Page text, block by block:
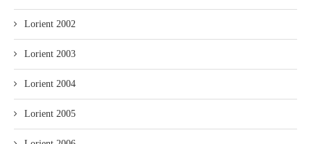
Lorient 2002
Lorient 2003
Lorient 2004
Lorient 2005